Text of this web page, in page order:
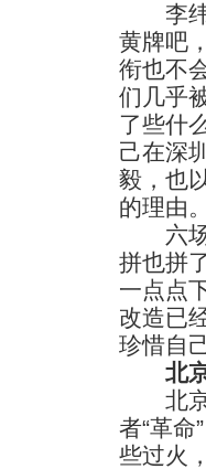
李纬
黄牌吧
衔也不
们几乎
了些什
己在深
毅，也
的理由。
六场
拼也拼
一点点
改造已
珍惜自
北
北京
者“革命
些过火